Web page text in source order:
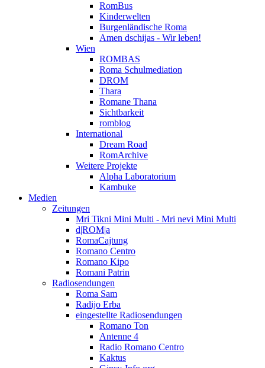
RomBus
Kinderwelten
Burgenländische Roma
Amen dschijas - Wir leben!
Wien
ROMBAS
Roma Schulmediation
DROM
Thara
Romane Thana
Sichtbarkeit
romblog
International
Dream Road
RomArchive
Weitere Projekte
Alpha Laboratorium
Kambuke
Medien
Zeitungen
Mri Tikni Mini Multi - Mri nevi Mini Multi
d|ROM|a
RomaCajtung
Romano Centro
Romano Kipo
Romani Patrin
Radiosendungen
Roma Sam
Radijo Erba
eingestellte Radiosendungen
Romano Ton
Antenne 4
Radio Romano Centro
Kaktus